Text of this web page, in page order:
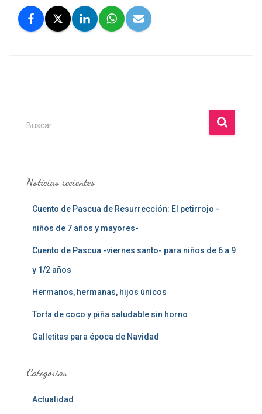
B
u
r
Buscar …
Noticias recientes
Cuento de Pascua de Resurrección: El petirrojo -
niños de 7 años y mayores-
Cuento de Pascua -viernes santo- para niños de 6 a 9
y 1/2 años
Hermanos, hermanas, hijos únicos
Torta de coco y piña saludable sin horno
Galletitas para época de Navidad
Categorias
Actualidad